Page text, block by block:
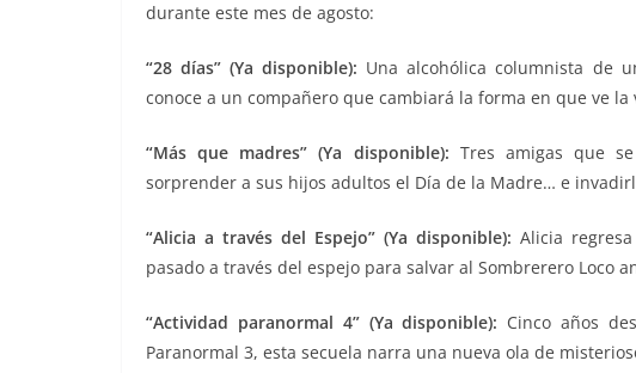
durante este mes de agosto:
“28 días” (Ya disponible): Una alcohólica columnista de
conoce a un compañero que cambiará la forma en que ve la
“Más que madres” (Ya disponible): Tres amigas que
sorprender a sus hijos adultos el Día de la Madre… e
“Alicia a través del Espejo” (Ya disponible): Alicia
pasado a través del espejo para salvar al Sombrerero Loco
“Actividad paranormal 4” (Ya disponible): Cinco años
Paranormal 3, esta secuela narra una nueva ola de